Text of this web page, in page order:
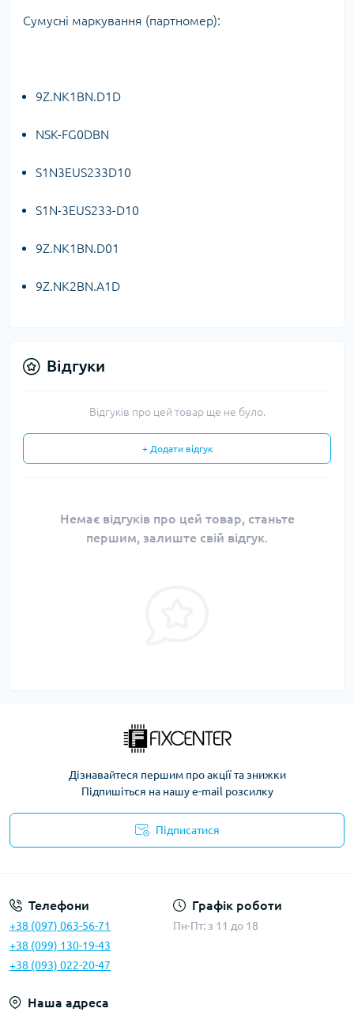
Сумусні маркування (партномер):
9Z.NK1BN.D1D
NSK-FG0DBN
S1N3EUS233D10
S1N-3EUS233-D10
9Z.NK1BN.D01
9Z.NK2BN.A1D
Відгуки
Відгуків про цей товар ще не було.
+ Додати відгук
Немає відгуків про цей товар, станьте
першим, залиште свій відгук.
Дізнавайтеся першим про акції та знижки
Підпишіться на нашу e-mail розсилку
Підписатися
Телефони
+38 (097) 063-56-71
+38 (099) 130-19-43
+38 (093) 022-20-47
Графік роботи
Пн-Пт: з 11 до 18
Наша адреса